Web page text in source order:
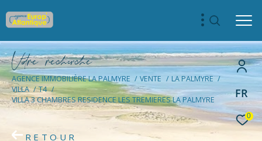
FR
0
Vore recece
AGENCE IMMOBILIÈRE LA PALMYRE VENTE
LA PALMYRE
VILLA
T4
VILLA 3 CHAMBRES RESIDENCE LES TREMIERES LA PALMYRE
RETOUR